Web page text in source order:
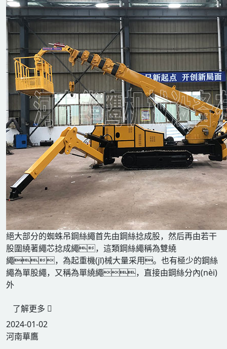
絕大部分的蜘蛛吊鋼絲繩首先由鋼絲捻成股，然后再由若干
股圍繞著繩芯捻成繩，這類鋼絲繩稱為雙繞
繩，為起重機(jī)械大量采用。也有極少的鋼絲
繩為單股繩，又稱為單繞繩，直接由鋼絲分內(nèi)
外
了解更多
2024-01-02
河南華鷹